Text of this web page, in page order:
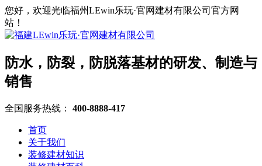
您好，欢迎光临福州LEwin乐玩·官网建材有限公司官方网
站！
防水，防裂，防脱落基材的研发、制造与
销售
全国服务热线： 400-8888-417
首页
关于我们
装修建材知识